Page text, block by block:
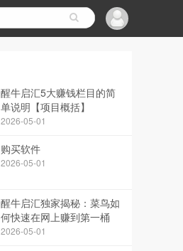
醒牛启汇5大赚钱栏目的简
单说明【项目概括】
2026-05-01
购买软件
2026-05-01
醒牛启汇独家揭秘：菜鸟如
何快速在网上赚到第一桶
金！
2026-05-01